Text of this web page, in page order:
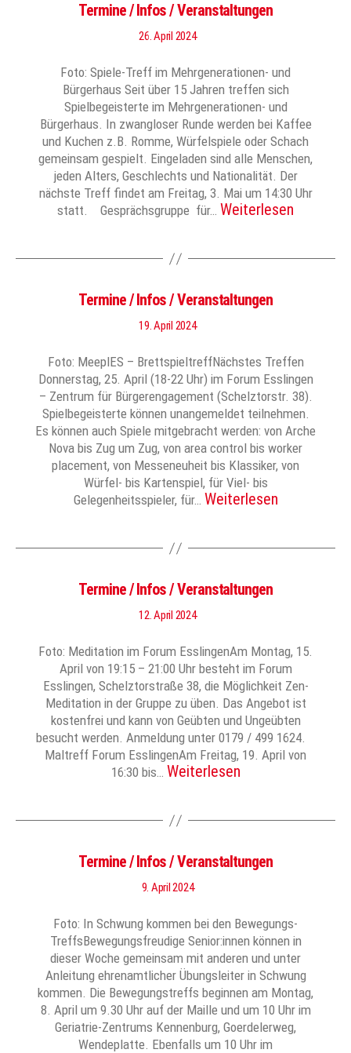
Termine / Infos / Veranstaltungen
26. April 2024
Foto: Spiele-Treff im Mehrgenerationen- und
Bürgerhaus Seit über 15 Jahren treffen sich
Spielbegeisterte im Mehrgenerationen- und
Bürgerhaus. In zwangloser Runde werden bei Kaffee
und Kuchen z.B. Romme, Würfelspiele oder Schach
gemeinsam gespielt. Eingeladen sind alle Menschen,
jeden Alters, Geschlechts und Nationalität. Der
nächste Treff findet am Freitag, 3. Mai um 14:30 Uhr
statt. Gesprächsgruppe für… Weiterlesen
Termine / Infos / Veranstaltungen
19. April 2024
Foto: MeeplES – BrettspieltreffNächstes Treffen
Donnerstag, 25. April (18-22 Uhr) im Forum Esslingen
– Zentrum für Bürgerengagement (Schelztorstr. 38).
Spielbegeisterte können unangemeldet teilnehmen.
Es können auch Spiele mitgebracht werden: von Arche
Nova bis Zug um Zug, von area control bis worker
placement, von Messeneuheit bis Klassiker, von
Würfel- bis Kartenspiel, für Viel- bis
Gelegenheitsspieler, für… Weiterlesen
Termine / Infos / Veranstaltungen
12. April 2024
Foto: Meditation im Forum EsslingenAm Montag, 15.
April von 19:15 – 21:00 Uhr besteht im Forum
Esslingen, Schelztorstraße 38, die Möglichkeit Zen-
Meditation in der Gruppe zu üben. Das Angebot ist
kostenfrei und kann von Geübten und Ungeübten
besucht werden. Anmeldung unter 0179 / 499 1624.
Maltreff Forum EsslingenAm Freitag, 19. April von
16:30 bis… Weiterlesen
Termine / Infos / Veranstaltungen
9. April 2024
Foto: In Schwung kommen bei den Bewegungs-
TreffsBewegungsfreudige Senior:innen können in
dieser Woche gemeinsam mit anderen und unter
Anleitung ehrenamtlicher Übungsleiter in Schwung
kommen. Die Bewegungstreffs beginnen am Montag,
8. April um 9.30 Uhr auf der Maille und um 10 Uhr im
Geriatrie-Zentrums Kennenburg, Goerdelerweg,
Wendeplatte. Ebenfalls um 10 Uhr im